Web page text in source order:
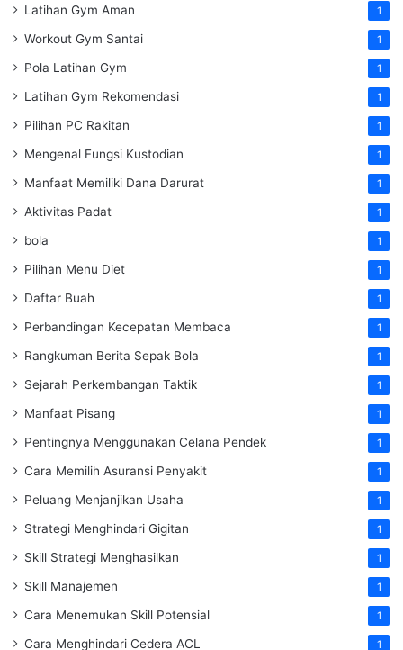
Latihan Gym Aman 1
Workout Gym Santai 1
Pola Latihan Gym 1
Latihan Gym Rekomendasi 1
Pilihan PC Rakitan 1
Mengenal Fungsi Kustodian 1
Manfaat Memiliki Dana Darurat 1
Aktivitas Padat 1
bola 1
Pilihan Menu Diet 1
Daftar Buah 1
Perbandingan Kecepatan Membaca 1
Rangkuman Berita Sepak Bola 1
Sejarah Perkembangan Taktik 1
Manfaat Pisang 1
Pentingnya Menggunakan Celana Pendek 1
Cara Memilih Asuransi Penyakit 1
Peluang Menjanjikan Usaha 1
Strategi Menghindari Gigitan 1
Skill Strategi Menghasilkan 1
Skill Manajemen 1
Cara Menemukan Skill Potensial 1
Cara Menghindari Cedera ACL 1